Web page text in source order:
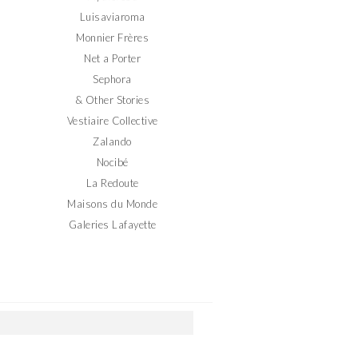
Luisaviaroma
Monnier Frères
Net a Porter
Sephora
& Other Stories
Vestiaire Collective
Zalando
Nocibé
La Redoute
Maisons du Monde
Galeries Lafayette